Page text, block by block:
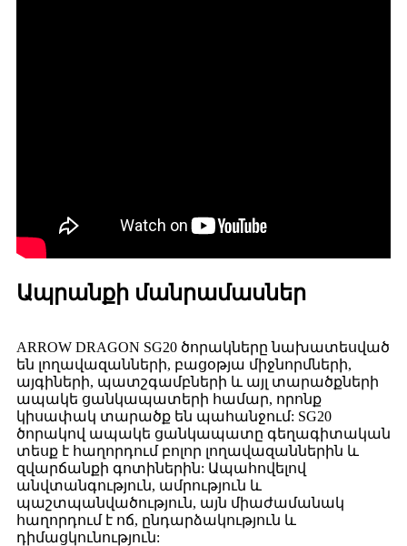
Ապրանքի մանրամասներ
ARROW DRAGON SG20 ծորակները նախատեսված
են լողավազանների, բացօթյա միջնորմների,
այգիների, պատշգամբների և այլ տարածքների
ապակե ցանկապատերի համար, որոնք
կիսափակ տարածք են պահանջում: SG20
ծորակով ապակե ցանկապատը գեղագիտական
​​տեսք է հաղորդում բոլոր լողավազաններին և
զվարճանքի գոտիներին: Ապահովելով
անվտանգություն, ամրություն և
պաշտպանվածություն, այն միաժամանակ
հաղորդում է ոճ, ընդարձակություն և
դիմացկունություն: